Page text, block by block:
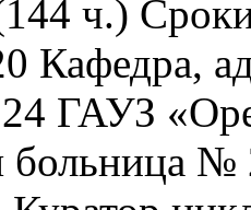
ч.)
Кафедра,
ГАУЗ
больница